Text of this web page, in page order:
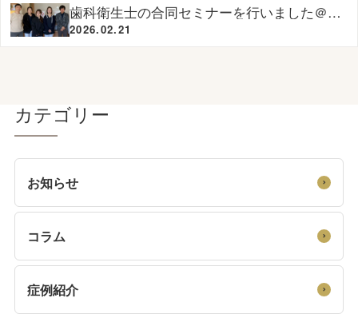
歯科衛生士の合同セミナーを行いました＠ゆ
いファミリー歯科矯正歯科
2026.02.21
カテゴリー
お知らせ
コラム
症例紹介